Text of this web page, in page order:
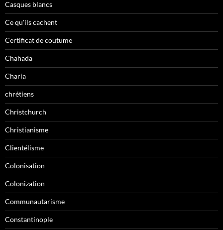
Casques blancs
Ce qu'ils cachent
Certificat de coutume
Chahada
Charia
chrétiens
Christchurch
Christianisme
Clientélisme
Colonisation
Colonization
Communautarisme
Constantinople